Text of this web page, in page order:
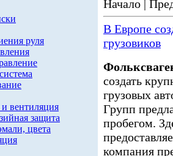
руля
вентиляция
защита
цвета
Начало |
В Европе
грузовиков
создать
грузовых
Групп
пробегом.
компания